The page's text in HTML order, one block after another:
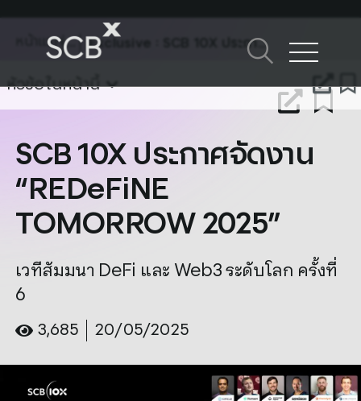
หัวข้อในหน้านี้
หน้าแรก Exclusive : SCB 10X ประกาศจัดงาน “REDeFiNE TOMORROW 2025”
SCB 10X ประกาศจัดงาน
“REDeFiNE
TOMORROW 2025”
เวทีสัมมนา DeFi และ Web3 ระดับโลก ครั้งที่
6
3,685 20/05/2025